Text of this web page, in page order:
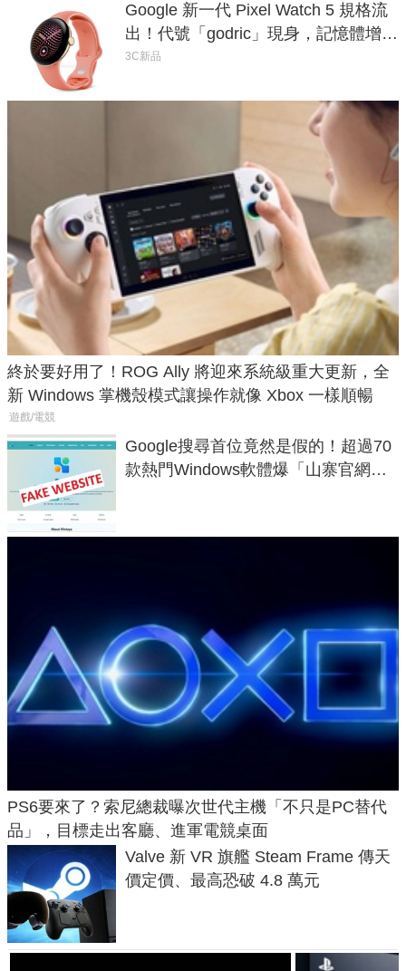
Google 新一代 Pixel Watch 5 規格流
出！代號「godric」現身，記憶體增強
鎖定 AI 應用
3C新品
終於要好用了！ROG Ally 將迎來系統級重大更新，全
新 Windows 掌機殼模式讓操作就像 Xbox 一樣順暢
遊戲/電競
Google搜尋首位竟然是假的！超過70
款熱門Windows軟體爆「山寨官網」
PS6要來了？索尼總裁曝次世代主機「不只是PC替代
品」，目標走出客廳、進軍電競桌面
Valve 新 VR 旗艦 Steam Frame 傳天
價定價、最高恐破 4.8 萬元